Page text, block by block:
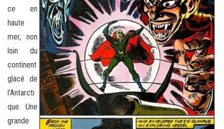
ce en
haute
mer, non
loin du
continent
glacé de
l’Antarcti
que. Une
grande